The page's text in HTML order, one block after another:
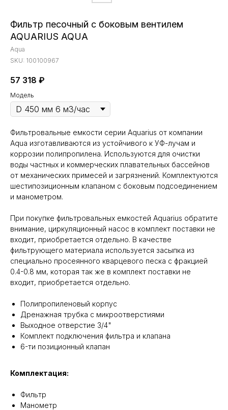
Фильтр песочный с боковым вентилем
AQUARIUS AQUA
Aqua
SKU: 100100967
57 318 ₽
Модель
Фильтровальные емкости серии Aquarius от компании
Aqua изготавливаются из устойчивого к УФ-лучам и
коррозии полипропилена. Используются для очистки
воды частных и коммерческих плавательных бассейнов
от механических примесей и загрязнений. Комплектуются
шестипозиционным клапаном с боковым подсоединением
и манометром.
При покупке фильтровальных емкостей Aquarius обратите
внимание, циркуляционный насос в комплект поставки не
входит, приобретается отдельно. В качестве
фильтрующего материала используется засыпка из
специально просеянного кварцевого песка с фракцией
0.4-0.8 мм, которая так же в комплект поставки не
входит, приобретается отдельно.
Полипропиленовый корпус
Дренажная трубка с микроотверстиями
Выходное отверстие 3/4"
Комплект подключения фильтра и клапана
6-ти позиционный клапан
Комплектация:
Фильтр
Манометр